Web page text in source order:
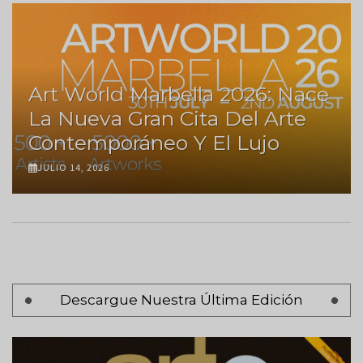
Art World Marbella 2026: Nace
La Nueva Gran Cita Del Arte
Contemporáneo Y El Lujo
JULIO 14, 2026
Descargue Nuestra Última Edición
Paginación